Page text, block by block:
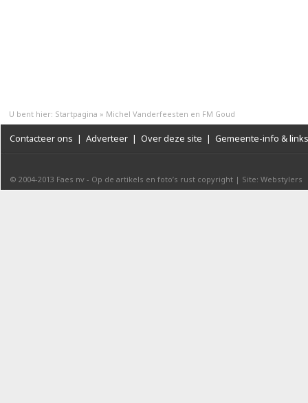
U bent hier: Startpagina » Michel Vanderfeesten en FM Goud
Contacteer ons | Adverteer | Over deze site | Gemeente-info & links
© 2004-2013 Faes nv - Op de artikels en foto’s rust copyright | Site: Webstylers